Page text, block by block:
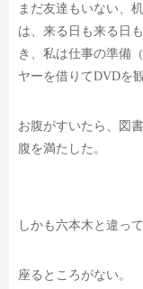
まだ友達もいない、
は、 来る日も来る日
き、 私は仕事の準備
ヤーを借りてDVDを
お腹がすいたら、図
腹を満たした。
しかも六本木と違って
座るところがない。